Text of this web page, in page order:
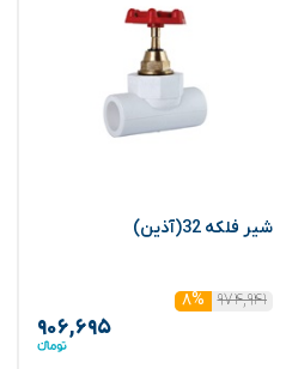
شیر فلکه 32(آذین)
۹۷۴,۹۴۱ ۸%
۹۰۶,۶۹۵